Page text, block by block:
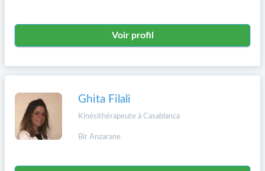
Voir profil
Ghita Filali
Kinésithérapeute à Casablanca
Bir Anzarane